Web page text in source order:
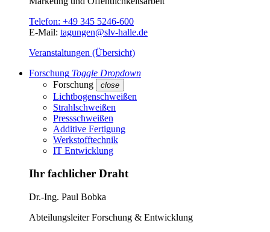
Telefon: +49 345 5246-600
E-Mail: tagungen@slv-halle.de
Veranstaltungen (Übersicht)
Forschung Toggle Dropdown
Forschung
close
Lichtbogenschweißen
Strahlschweißen
Pressschweißen
Additive Fertigung
Werkstofftechnik
IT Entwicklung
Ihr fachlicher Draht
Dr.-Ing. Paul Bobka
AbteilungsleiterForschung & Entwicklung